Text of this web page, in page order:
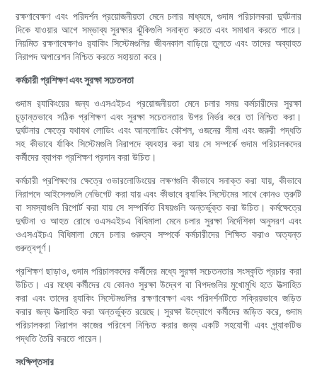
রক্ষণাবেক্ষণ এবং পরিদর্শন প্রয়োজনীয়তা মেনে চলার মাধ্যমে, গুদাম পরিচালকরা দুর্ঘটনার
দিকে যাওয়ার আগে সম্ভাব্য সুরক্ষার ঝুঁকিগুলি সনাক্ত করতে এবং সমাধান করতে পারে।
নিয়মিত রক্ষণাবেক্ষণও র‌্যাকিং সিস্টেমগুলির জীবনকাল বাড়িয়ে তুলতে এবং তাদের অব্যাহত
নিরাপদ অপারেশন নিশ্চিত করতে সহায়তা করে।
কর্মচারী প্রশিক্ষণ এবং সুরক্ষা সচেতনতা
গুদাম র‌্যাকিংয়ের জন্য ওএসএইচএ প্রয়োজনীয়তা মেনে চলার সময় কর্মচারীদের সুরক্ষা
চূড়ান্তভাবে সঠিক প্রশিক্ষণ এবং সুরক্ষা সচেতনতার উপর নির্ভর করে তা নিশ্চিত করা।
দুর্ঘটনার ক্ষেত্রে যথাযথ লোডিং এবং আনলোডিং কৌশল, ওজনের সীমা এবং জরুরী পদ্ধতি
সহ কীভাবে র্যাকিং সিস্টেমগুলি নিরাপদে ব্যবহার করা যায় সে সম্পর্কে গুদাম পরিচালকদের
কর্মীদের ব্যাপক প্রশিক্ষণ প্রদান করা উচিত।
কর্মচারী প্রশিক্ষণের ক্ষেত্রে ওভারলোডিংয়ের লক্ষণগুলি কীভাবে সনাক্ত করা যায়, কীভাবে
নিরাপদে আইসেলগুলি নেভিগেট করা যায় এবং কীভাবে র‌্যাকিং সিস্টেমের সাথে কোনও ত্রুটি
বা সমস্যাগুলি রিপোর্ট করা যায় সে সম্পর্কিত বিষয়গুলি অন্তর্ভুক্ত করা উচিত। কর্মক্ষেত্রে
দুর্ঘটনা ও আহত রোধে ওএসএইচএ বিধিমালা মেনে চলার সুরক্ষা নির্দেশিকা অনুসরণ এবং
ওএসএইচএ বিধিমালা মেনে চলার গুরুত্ব সম্পর্কে কর্মচারীদের শিক্ষিত করাও অত্যন্ত
গুরুত্বপূর্ণ।
প্রশিক্ষণ ছাড়াও, গুদাম পরিচালকদের কর্মীদের মধ্যে সুরক্ষা সচেতনতার সংস্কৃতি প্রচার করা
উচিত। এর মধ্যে কর্মীদের যে কোনও সুরক্ষা উদ্বেগ বা বিপদগুলির মুখোমুখি হতে উত্সাহিত
করা এবং তাদের র‌্যাকিং সিস্টেমগুলির রক্ষণাবেক্ষণ এবং পরিদর্শনটিতে সক্রিয়ভাবে জড়িত
করার জন্য উত্সাহিত করা অন্তর্ভুক্ত রয়েছে। সুরক্ষা উদ্যোগে কর্মীদের জড়িত করে, গুদাম
পরিচালকরা নিরাপদ কাজের পরিবেশ নিশ্চিত করার জন্য একটি সহযোগী এবং প্র্যাকটিভ
পদ্ধতি তৈরি করতে পারেন।
সংক্ষিপ্তসার